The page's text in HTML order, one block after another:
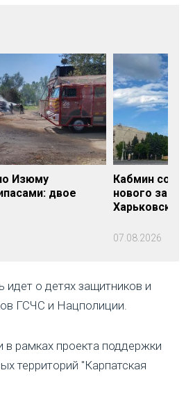
Изюму
двое
Кабмин
нового
07.08.2026
идет о детях защитников и
ГСЧС и Нацполиции.
в рамках проекта поддержки
территорий "Карпатская